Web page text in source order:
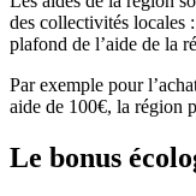
des collectivités locales
plafond de l’aide de la
Par exemple pour
aide de 100€, la région
Le bonus